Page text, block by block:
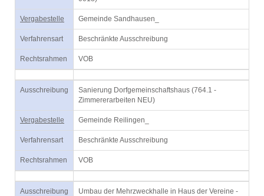
Vergabestelle Gemeinde Sandhausen_
Verfahrensart Beschränkte Ausschreibung
Rechtsrahmen VOB
Ausschreibung
Sanierung Dorfgemeinschaftshaus (764.1 -
Zimmererarbeiten NEU)
Vergabestelle Gemeinde Reilingen_
Verfahrensart Beschränkte Ausschreibung
Rechtsrahmen VOB
Ausschreibung
Umbau der Mehrzweckhalle in Haus der Vereine -